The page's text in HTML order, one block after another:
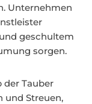
Unternehmen
geschultem
sorgen.
Tauber
und Streuen,